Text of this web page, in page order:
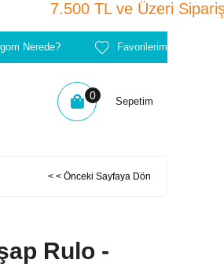
7.500 TL ve Üzeri
Nerede? Favorilerim
Sepetim
0
< < Önceki Sayfaya Dön
Rulo -